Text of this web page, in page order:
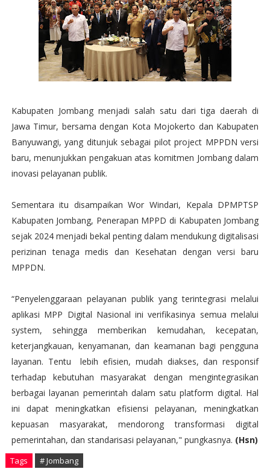
Kabupaten Jombang menjadi salah satu dari tiga daerah di
Jawa Timur, bersama dengan Kota Mojokerto dan Kabupaten
Banyuwangi, yang ditunjuk sebagai pilot project MPPDN versi
baru, menunjukkan pengakuan atas komitmen Jombang dalam
inovasi pelayanan publik.
Sementara itu disampaikan Wor Windari, Kepala DPMPTSP
Kabupaten Jombang, Penerapan MPPD di Kabupaten Jombang
sejak 2024 menjadi bekal penting dalam mendukung digitalisasi
perizinan tenaga medis dan Kesehatan dengan versi baru
MPPDN.
“Penyelenggaraan pelayanan publik yang terintegrasi melalui
aplikasi MPP Digital Nasional ini verifikasinya semua melalui
system, sehingga memberikan kemudahan, kecepatan,
keterjangkauan, kenyamanan, dan keamanan bagi pengguna
layanan. Tentu lebih efisien, mudah diakses, dan responsif
terhadap kebutuhan masyarakat dengan mengintegrasikan
berbagai layanan pemerintah dalam satu platform digital. Hal
ini dapat meningkatkan efisiensi pelayanan, meningkatkan
kepuasan masyarakat, mendorong transformasi digital
pemerintahan, dan standarisasi pelayanan," pungkasnya. (Hsn)
Tags # Jombang